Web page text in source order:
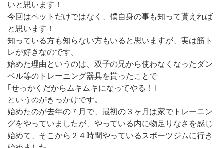
いと思います！
今回はペットだけではなく、僕自身の事も知って貰えれば
と思います！
知っている方も知らない方もいると思いますが、実は筋ト
レが好きなのです。
始めた理由というのは、双子の兄から使わなくなったダン
ベル等のトレーニング器具を貰ったことで
｢せっかくだからムキムキになってやる！｣
というのがきっかけです。
始めたのが去年の７月で、最初の３ヶ月は家でトレーニン
グをやっていましたが、やっている内に物足りなさを感じ
始めて、そこから２４時間やっているスポーツジムに行き